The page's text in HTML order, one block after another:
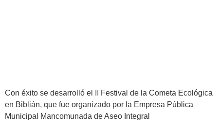
Con éxito se desarrolló el II Festival de la Cometa Ecológica
en Biblián, que fue organizado por la Empresa Pública
Municipal Mancomunada de Aseo Integral